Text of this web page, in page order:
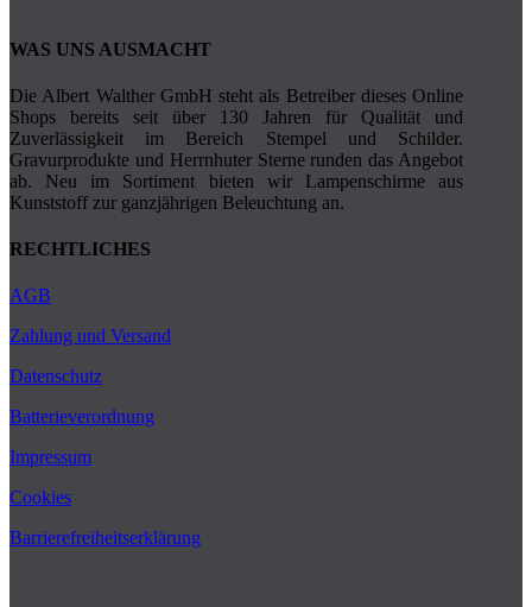
WAS UNS AUSMACHT
Die Albert Walther GmbH steht als Betreiber dieses Online
Shops bereits seit über 130 Jahren für Qualität und
Zuverlässigkeit im Bereich Stempel und Schilder.
Gravurprodukte und Herrnhuter Sterne runden das Angebot
ab. Neu im Sortiment bieten wir Lampenschirme aus
Kunststoff zur ganzjährigen Beleuchtung an.
RECHTLICHES
AGB
Zahlung und Versand
Datenschutz
Batterieverordnung
Impressum
Cookies
Barrierefreiheitserklärung